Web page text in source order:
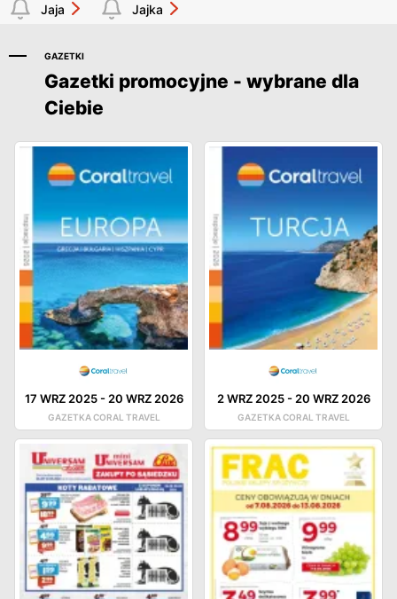
Jaja Jajka
GAZETKI
Gazetki promocyjne - wybrane dla
Ciebie
17 WRZ 2025-20 WRZ 2026
GAZETKA CORAL TRAVEL
2 WRZ 2025-20 WRZ 2026
GAZETKA CORAL TRAVEL